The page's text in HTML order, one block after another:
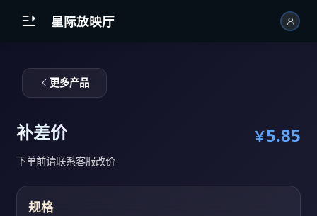
 星际放映厅
更多产品
补差价 ￥5.85
下单前请联系客服改价
规格